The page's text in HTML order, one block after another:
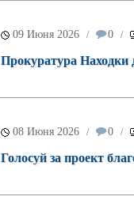
09 Июня 2026 / 0 /
Прокуратура Находки
08 Июня 2026 / 0 /
Голосуй за проект